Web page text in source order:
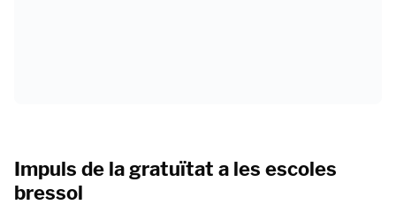
Impuls de la gratuïtat a les escoles
bressol